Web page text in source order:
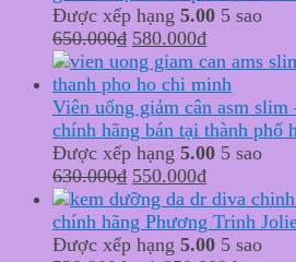
Được xếp hạng 5.00 5 sao
650.000₫ Original
price
was:
650.000₫.
580.000₫Current
price
is:
580.000₫.
Viên uống giảm cân asm
chính hãng bán tại thành phố
Được xếp hạng 5.00 5 sao
630.000₫ Original
price
was:
630.000₫.
550.000₫Current
price
is:
550.000₫.
chính hãng Phương Trinh
Được xếp hạng 5.00 5 sao